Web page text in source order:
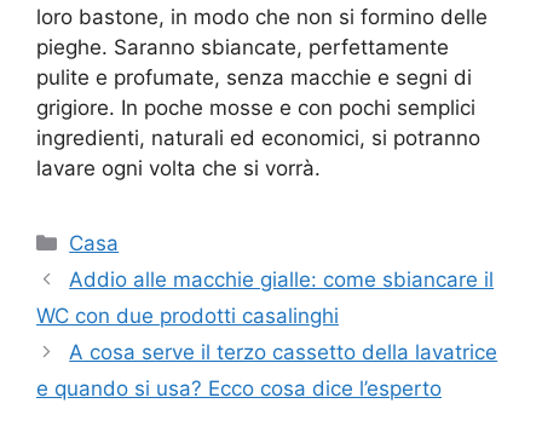
loro bastone, in modo che non si formino delle
pieghe. Saranno sbiancate, perfettamente
pulite e profumate, senza macchie e segni di
grigiore. In poche mosse e con pochi semplici
ingredienti, naturali ed economici, si potranno
lavare ogni volta che si vorrà.
Categorie
Casa
Addio alle macchie gialle: come sbiancare il
WC con due prodotti casalinghi
A cosa serve il terzo cassetto della lavatrice
e quando si usa? Ecco cosa dice l’esperto